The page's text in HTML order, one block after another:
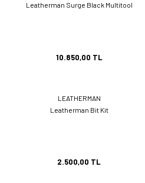
Leatherman Surge Black Multitool
10.850,00 TL
LEATHERMAN
Leatherman Bit Kit
2.500,00 TL